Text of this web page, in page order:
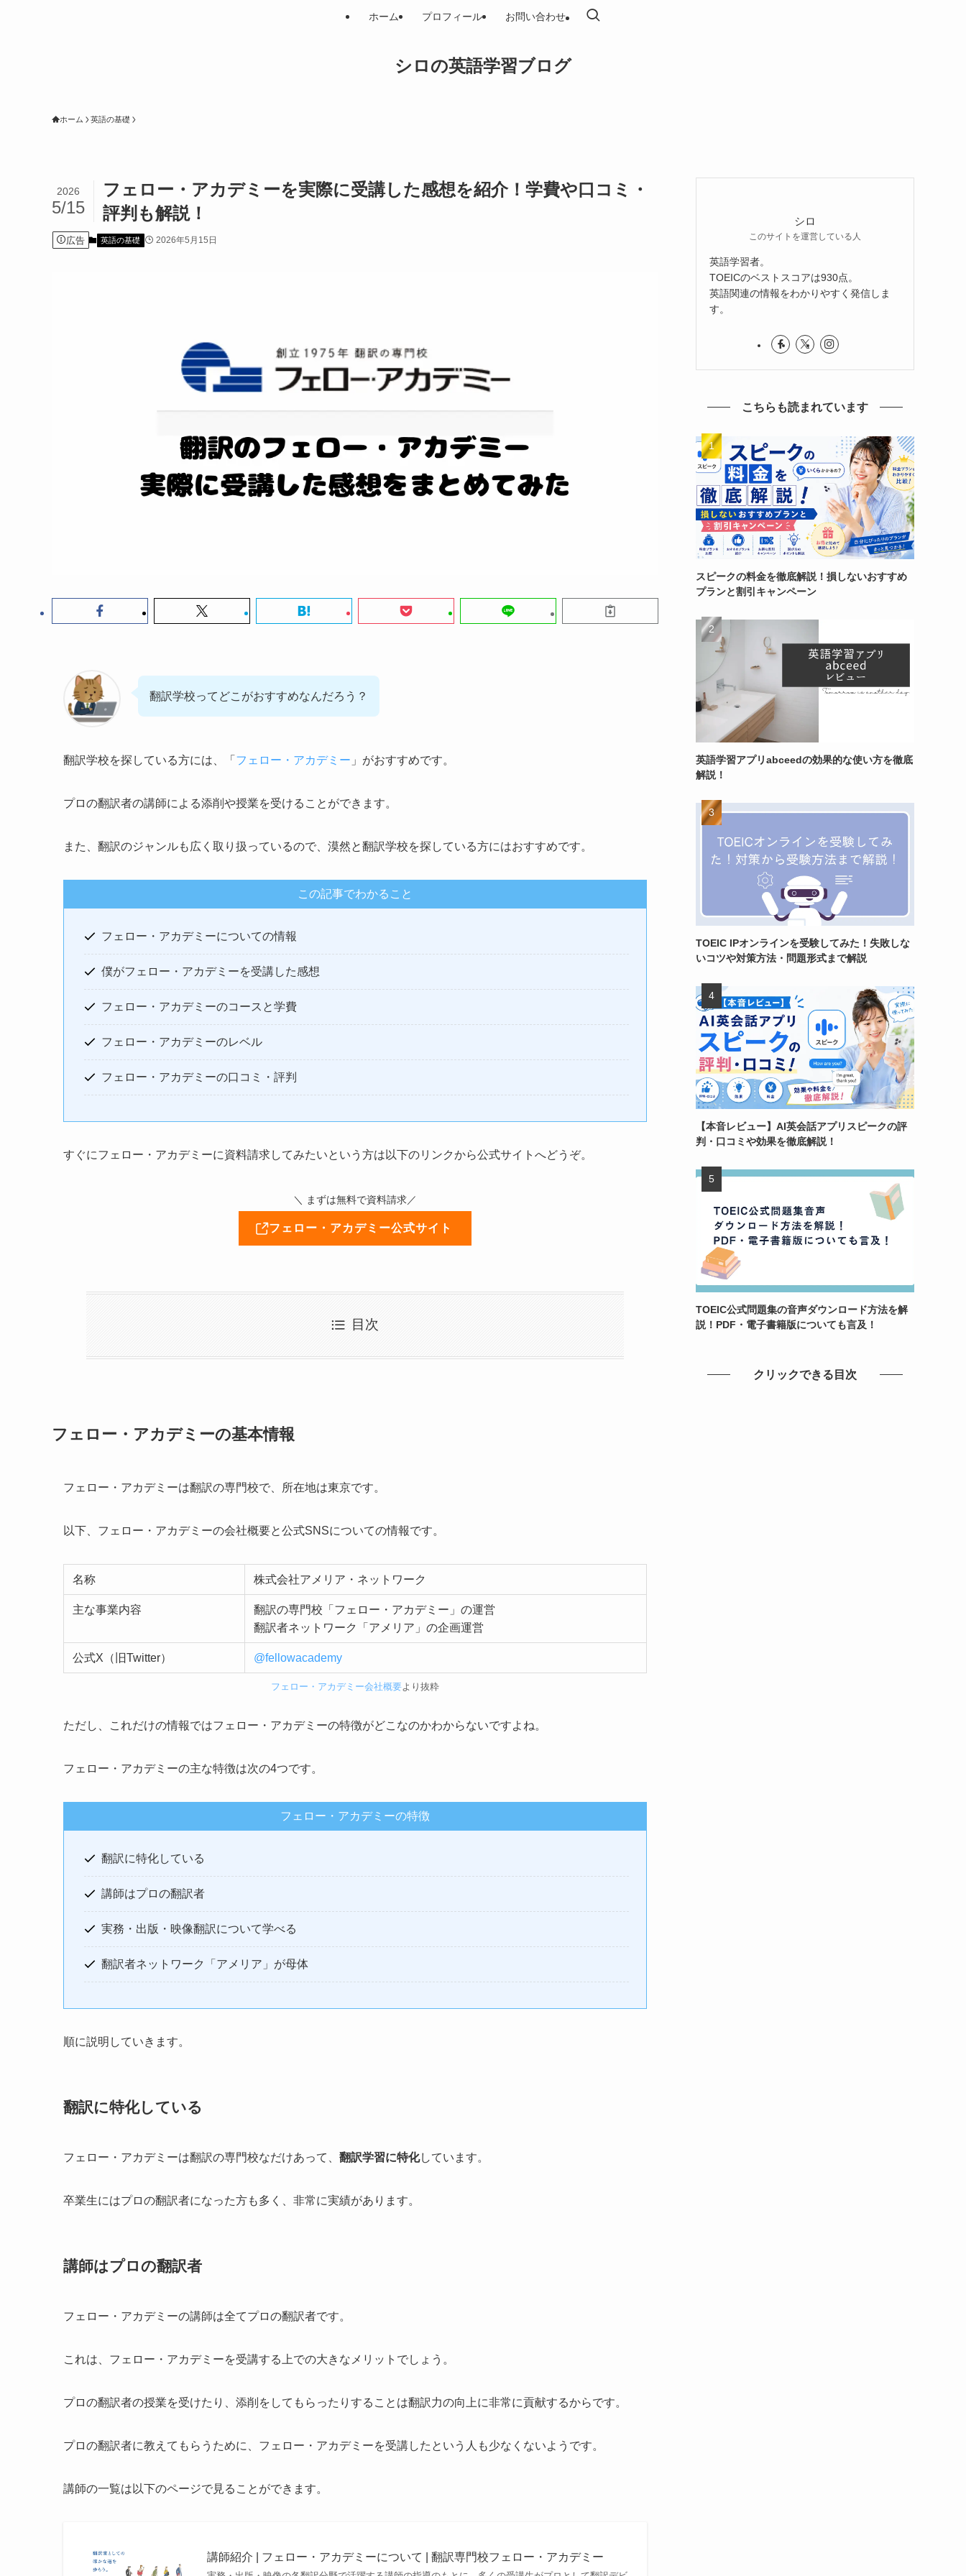
シロの英語学習ブログ
ホーム プロフィール お問い合わせ
ホーム 英語の基礎
フェロー・アカデミーを実際に受講した感想を紹介！学費や口コミ・
評判も解説！
2026
5/15
広告 英語の基礎 2026年5月15日
翻訳学校ってどこがおすすめなんだろう？
翻訳学校を探している方には、「 フェロー・アカデミー 」がおすすめです。
プロの翻訳者の講師による添削や授業を受けることができます。
また、翻訳のジャンルも広く取り扱っているので、漠然と翻訳学校を探している方にはおすすめです。
この記事でわかること
フェロー・アカデミーについての情報
僕がフェロー・アカデミーを受講した感想
フェロー・アカデミーのコースと学費
フェロー・アカデミーのレベル
フェロー・アカデミーの口コミ・評判
すぐにフェロー・アカデミーに資料請求してみたいという方は以下のリンクから公式サイトへどうぞ。
＼ まずは無料で資料請求／
フェロー・アカデミー公式サイト
目次
フェロー・アカデミーの基本情報
フェロー・アカデミーは翻訳の専門校で、所在地は東京です。
以下、フェロー・アカデミーの会社概要と公式SNSについての情報です。
名称 株式会社アメリア・ネットワーク
主な事業内容
翻訳の専門校「フェロー・アカデミー」の運営
翻訳者ネットワーク「アメリア」の企画運営
公式X（旧Twitter） @fellowacademy
フェロー・アカデミー会社概要より抜粋
ただし、これだけの情報ではフェロー・アカデミーの特徴がどこなのかわからないですよね。
フェロー・アカデミーの主な特徴は次の4つです。
フェロー・アカデミーの特徴
翻訳に特化している
講師はプロの翻訳者
実務・出版・映像翻訳について学べる
翻訳者ネットワーク「アメリア」が母体
順に説明していきます。
翻訳に特化している
フェロー・アカデミーは翻訳の専門校なだけあって、 翻訳学習に特化しています。
卒業生にはプロの翻訳者になった方も多く、非常に実績があります。
講師はプロの翻訳者
フェロー・アカデミーの講師は全てプロの翻訳者です。
これは、フェロー・アカデミーを受講する上での大きなメリットでしょう。
プロの翻訳者の授業を受けたり、添削をしてもらったりすることは翻訳力の向上に非常に貢献するからです。
プロの翻訳者に教えてもらうために、フェロー・アカデミーを受講したという人も少なくないようです。
講師の一覧は以下のページで見ることができます。
講師紹介 | フェロー・アカデミーについて | 翻訳専門校フェロー・アカデミー
シロ
このサイトを運営している人
英語学習者。
TOEICのベストスコアは930点。
英語関連の情報をわかりやすく発信しま
す。
こちらも読まれています
スピークの料金を徹底解説！損しないおすすめ
プランと割引キャンペーン
英語学習アプリabceedの効果的な使い方を徹底
解説！
TOEIC IPオンラインを受験してみた！失敗しな
いコツや対策方法・問題形式まで解説
【本音レビュー】AI英会話アプリスピークの評
判・口コミや効果を徹底解説！
TOEIC公式問題集の音声ダウンロード方法を解
説！PDF・電子書籍版についても言及！
クリックできる目次